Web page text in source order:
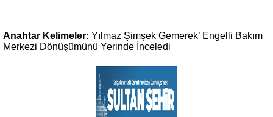
Anahtar Kelimeler: Yılmaz Şimşek Gemerek’ Engelli Bakım
Merkezi Dönüşümünü Yerinde İnceledi